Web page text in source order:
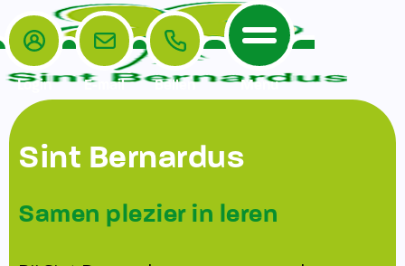
Home
De School
Veiligheidsplan
Het Team
Ouders
Tussenschoolse opvang
Login E-mail Bellen Menu
Sint Bernardus
Samen plezier in leren